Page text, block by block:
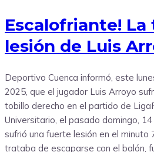
Escalofriante!
lesión de Luis
Deportivo Cuenca informó, este
2025, que el jugador Luis Arroyo
tobillo derecho en el partido de
Universitario, el pasado domingo,
sufrió una fuerte lesión en el minuto
trataba de escaparse con el balón,